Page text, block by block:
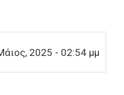
2025 - 02:54 μμ